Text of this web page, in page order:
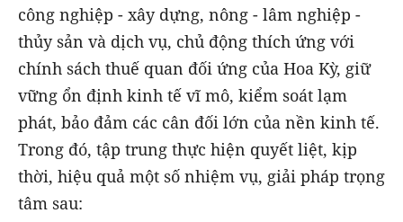
công nghiệp - xây dựng, nông - lâm nghiệp -
thủy sản và dịch vụ, chủ động thích ứng với
chính sách thuế quan đối ứng của Hoa Kỳ, giữ
vững ổn định kinh tế vĩ mô, kiểm soát lạm
phát, bảo đảm các cân đối lớn của nền kinh tế.
Trong đó, tập trung thực hiện quyết liệt, kịp
thời, hiệu quả một số nhiệm vụ, giải pháp trọng
tâm sau: